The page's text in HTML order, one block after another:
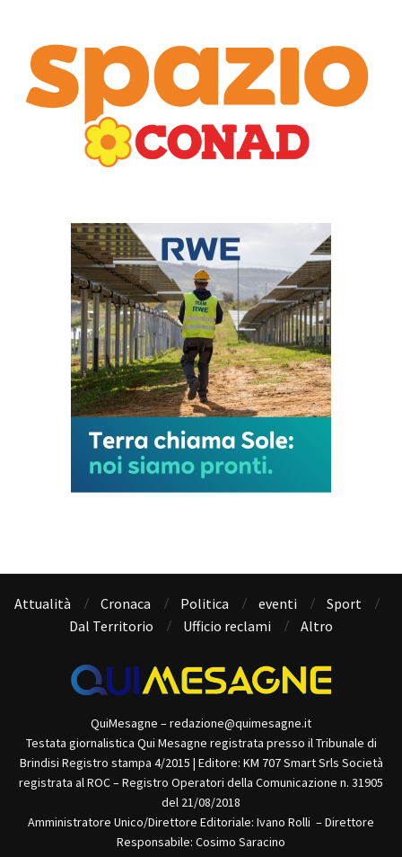
Attualità Cronaca Politica eventi
Sport
Dal Territorio
Ufficio reclami Altro
QuiMesagne – redazione@quimesagne.it
Testata giornalistica Qui Mesagne registrata presso il Tribunale di
Brindisi Registro stampa 4/2015 | Editore: KM 707 Smart Srls Società
registrata al ROC – Registro Operatori della Comunicazione n. 31905
del 21/08/2018
Amministratore Unico/Direttore Editoriale: Ivano Rolli – Direttore
Responsabile: Cosimo Saracino